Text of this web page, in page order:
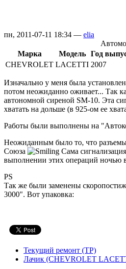
пн, 2011-07-11 18:34 — elia
Марка
Модель Год
CHEVROLET LACETTI 2007
Изначально у меня была
потом неожиданно оживает... Так
автономной сиреной SM-10. Эта
хватать на дольше (в 925-ом ее
Работы были выполнены на
Неожиданным было то, что разъемы
Союза
Сама
выполнении этих операций ночью
PS
Так же были заменены
3000". Вот упаковка:
Текущий ремонт (ТР)
Лачик (CHEVROLET